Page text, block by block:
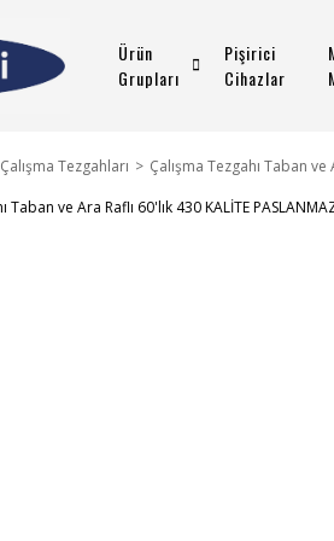
Ürün
Grupları
Pişirici
Cihazlar
Çalışma Tezgahları Çalışma Tezgahı Taban ve